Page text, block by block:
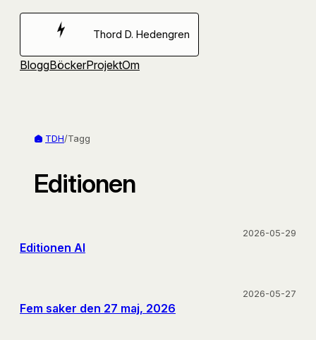
Hoppa
Thord D. Hedengren
BloggBöckerProjektOm
TDH/Tagg
Editionen
Editionen AI
2026-05-29
Fem saker den 27 maj, 2026
2026-05-27